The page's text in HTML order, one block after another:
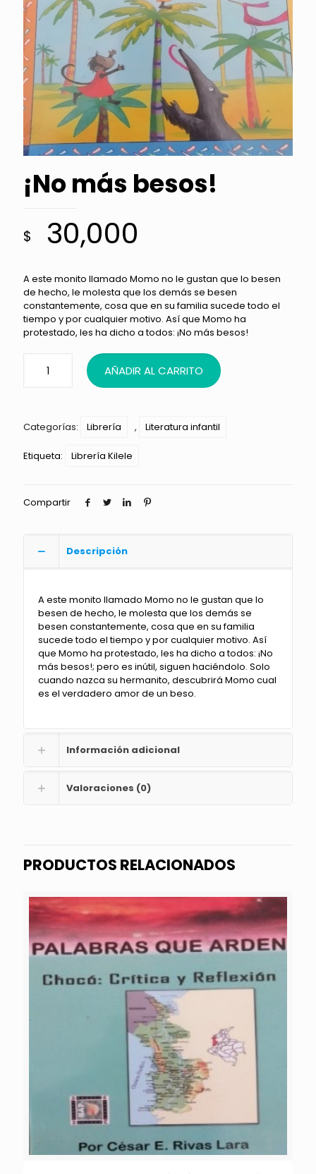
¡No más besos!
$ 30,000
A este monito llamado Momo no le gustan que lo besen
de hecho, le molesta que los demás se besen
constantemente, cosa que en su familia sucede todo el
tiempo y por cualquier motivo. Así que Momo ha
protestado, les ha dicho a todos: ¡No más besos!
AÑADIR AL CARRITO
Categorías: Librería , Literatura infantil
Etiqueta: Librería Kilele
Compartir
Descripción
A este monito llamado Momo no le gustan que lo
besen de hecho, le molesta que los demás se
besen constantemente, cosa que en su familia
sucede todo el tiempo y por cualquier motivo. Así
que Momo ha protestado, les ha dicho a todos: ¡No
más besos!; pero es inútil, siguen haciéndolo. Solo
cuando nazca su hermanito, descubrirá Momo cual
es el verdadero amor de un beso.
Información adicional
Valoraciones (0)
PRODUCTOS RELACIONADOS